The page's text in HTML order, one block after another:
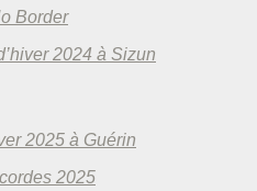
Border
2024 à Sizun
2025 à Guérin
2025